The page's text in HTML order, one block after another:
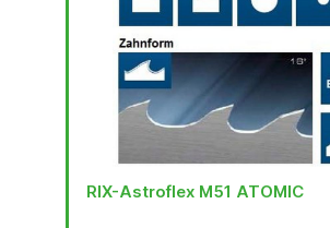
RIX-Astroflex M51 ATOMIC